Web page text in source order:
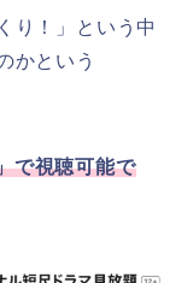
り！ 」
という中
かという
で視聴可能で